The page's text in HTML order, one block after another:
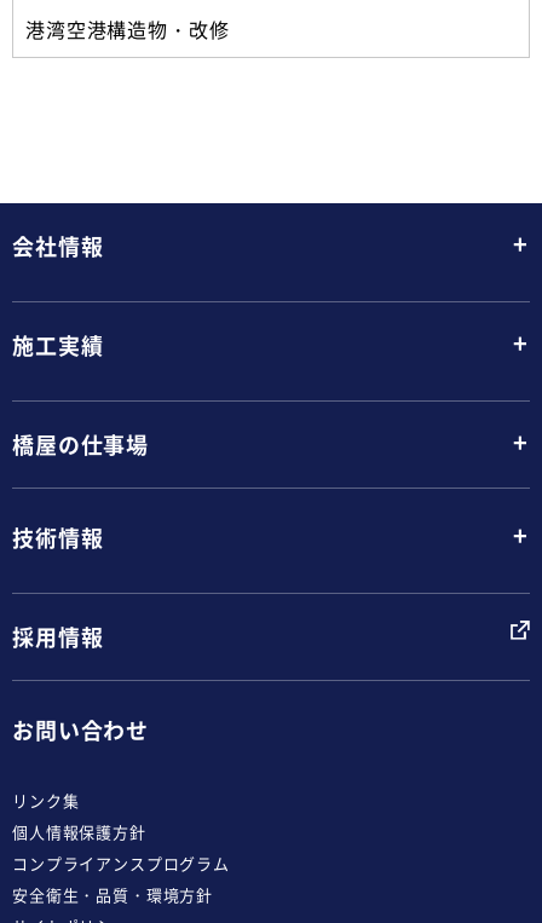
港湾空港構造物・改修
会社情報 +
施工実績 +
橋屋の仕事場 +
技術情報 +
採用情報
お問い合わせ
リンク集
個人情報保護方針
コンプライアンスプログラム
安全衛生・品質・環境方針